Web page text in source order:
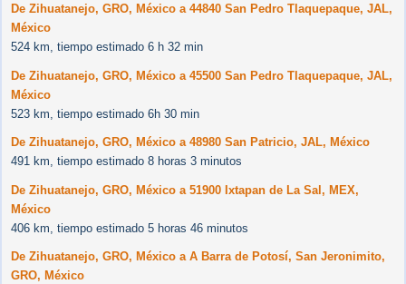
De Zihuatanejo, GRO, México a 44840 San Pedro Tlaquepaque, JAL,
México
524 km, tiempo estimado 6 h 32 min
De Zihuatanejo, GRO, México a 45500 San Pedro Tlaquepaque, JAL,
México
523 km, tiempo estimado 6h 30 min
De Zihuatanejo, GRO, México a 48980 San Patricio, JAL, México
491 km, tiempo estimado 8 horas 3 minutos
De Zihuatanejo, GRO, México a 51900 Ixtapan de La Sal, MEX,
México
406 km, tiempo estimado 5 horas 46 minutos
De Zihuatanejo, GRO, México a A Barra de Potosí, San Jeronimito,
GRO, México